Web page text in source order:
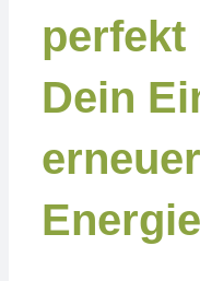
perfekt
Dein